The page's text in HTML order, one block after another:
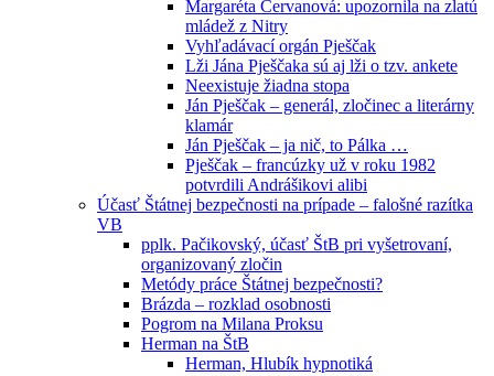
Margaréta Cervanová: upozornila na zlatú
mládež z Nitry
Vyhľadávací orgán Pješčak
Lži Jána Pješčaka sú aj lži o tzv. ankete
Neexistuje žiadna stopa
Ján Pješčak – generál, zločinec a literárny
klamár
Ján Pješčak – ja nič, to Pálka …
Pješčak – francúzky už v roku 1982
potvrdili Andrášikovi alibi
Účasť Štátnej bezpečnosti na prípade – falošné razítka
VB
pplk. Pačikovský, účasť ŠtB pri vyšetrovaní,
organizovaný zločin
Metódy práce Štátnej bezpečnosti?
Brázda – rozklad osobnosti
Pogrom na Milana Proksu
Herman na ŠtB
Herman, Hlubík hypnotiká